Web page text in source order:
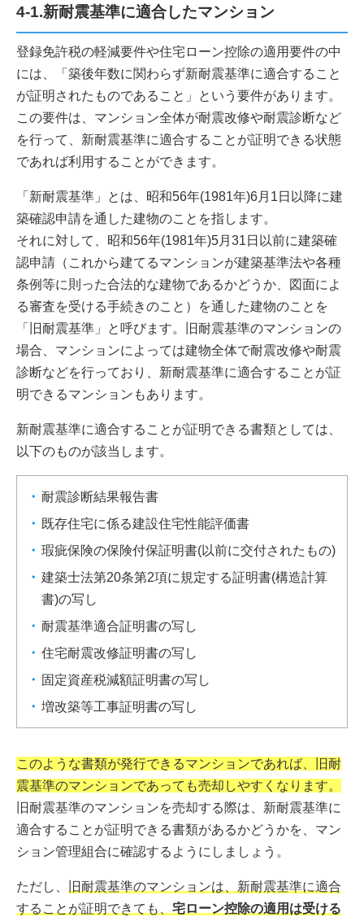
4-1.新耐震基準に適合したマンション
登録免許税の軽減要件や住宅ローン控除の適用要件の中
には、「築後年数に関わらず新耐震基準に適合すること
が証明されたものであること」という要件があります。
この要件は、マンション全体が耐震改修や耐震診断など
を行って、新耐震基準に適合することが証明できる状態
であれば利用することができます。
「新耐震基準」とは、昭和56年(1981年)6月1日以降に建
築確認申請を通した建物のことを指します。
それに対して、昭和56年(1981年)5月31日以前に建築確
認申請（これから建てるマンションが建築基準法や各種
条例等に則った合法的な建物であるかどうか、図面によ
る審査を受ける手続きのこと）を通した建物のことを
「旧耐震基準」と呼びます。旧耐震基準のマンションの
場合、マンションによっては建物全体で耐震改修や耐震
診断などを行っており、新耐震基準に適合することが証
明できるマンションもあります。
新耐震基準に適合することが証明できる書類としては、
以下のものが該当します。
耐震診断結果報告書
既存住宅に係る建設住宅性能評価書
瑕疵保険の保険付保証明書(以前に交付されたもの)
建築士法第20条第2項に規定する証明書(構造計算
書)の写し
耐震基準適合証明書の写し
住宅耐震改修証明書の写し
固定資産税減額証明書の写し
増改築等工事証明書の写し
このような書類が発行できるマンションであれば、旧耐
震基準のマンションであっても売却しやすくなります。
旧耐震基準のマンションを売却する際は、新耐震基準に
適合することが証明できる書類があるかどうかを、マン
ション管理組合に確認するようにしましょう。
ただし、
旧耐震基準のマンションは、新耐震基準に適合
することが証明できても、 宅ローン控除の適用は受ける